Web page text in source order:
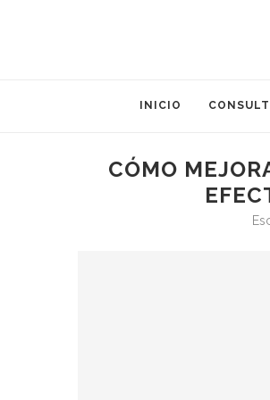
INICIO
CÓMO